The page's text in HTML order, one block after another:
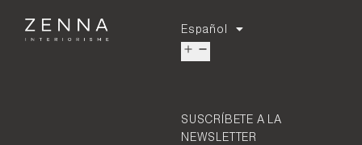
Español
SUSCRÍBETE A LA
NEWSLETTER